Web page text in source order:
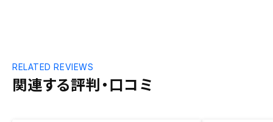
関連する評判・口コミ
RELATED REVIEWS